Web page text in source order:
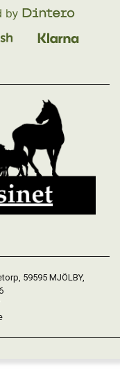
59595 MJÖLBY,